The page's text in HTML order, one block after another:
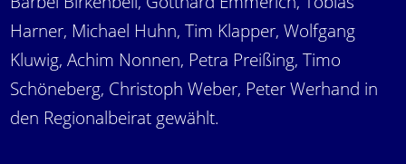
Harner, Michael Huhn, Tim Klapper, Wolfgang
Kluwig, Achim Nonnen, Petra Preißing, Timo
Schöneberg, Christoph Weber, Peter Werhand in
den Regionalbeirat gewählt.